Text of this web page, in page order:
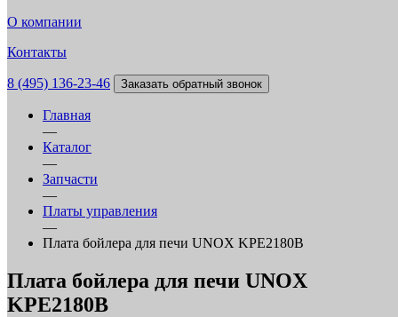
О компании
Контакты
8 (495) 136-23-46 Заказать обратный звонок
Главная
—
Каталог
—
Запчасти
—
Платы управления
—
Плата бойлера для печи UNOX KPE2180B
Плата бойлера для печи UNOX
KPE2180B